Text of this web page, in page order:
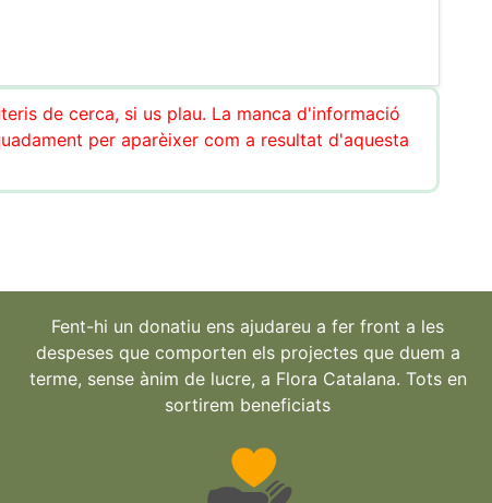
de cerca, si us plau. La manca d'informació
per aparèixer com a resultat d'aquesta
Fent-hi un donatiu ens ajudareu a fer front a les
despeses que comporten els projectes que duem a
terme, sense ànim de lucre, a Flora Catalana. Tots en
sortirem beneficiats